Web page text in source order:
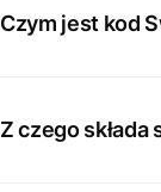
Czym jest kod
Z czego składa